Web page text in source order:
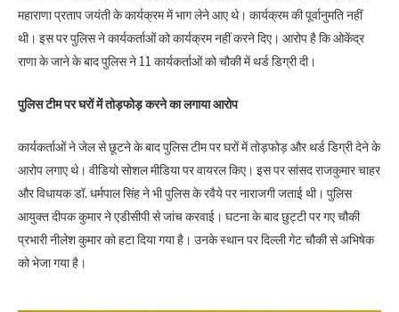
महाराणा प्रताप जयंती के कार्यक्रम में भाग लेने आए थे। कार्यक्रम की पूर्वानुमति नहीं
थी। इस पर पुलिस ने कार्यकर्ताओं को कार्यक्रम नहीं करने दिए। आरोप है कि ओकेंद्र
राणा के जाने के बाद पुलिस ने 11 कार्यकर्ताओं को चौकी में थर्ड डिग्री दी।
पुलिस टीम पर घरों में तोड़फोड़ करने का लगाया आरोप
कार्यकर्ताओं ने जेल से छूटने के बाद पुलिस टीम पर घरों में तोड़फोड़ और थर्ड डिग्री देने के
आरोप लगाए थे। वीडियो सोशल मीडिया पर वायरल किए। इस पर सांसद राजकुमार चाहर
और विधायक डॉ. धर्मपाल सिंह ने भी पुलिस के रवैये पर नाराजगी जताई थी। पुलिस
आयुक्त दीपक कुमार ने एडीसीपी से जांच करवाई। घटना के बाद छुट्टी पर गए चौकी
प्रभारी नीलेश कुमार को हटा दिया गया है। उनके स्थान पर दिल्ली गेट चौकी से अभिषेक
को भेजा गया है।